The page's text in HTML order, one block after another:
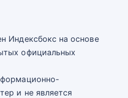
Индексбокс на основе
официальных
и не является